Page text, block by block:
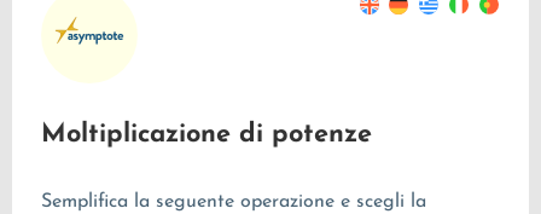
Moltiplicazione di potenze
Semplifica la seguente operazione e scegli la